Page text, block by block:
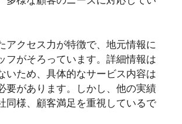
アクセス力が特徴で、地元情報に
フがそろっています。詳細情報は
いため、具体的なサービス内容は
要があります。しかし、他の実績
同様、顧客満足を重視しているで